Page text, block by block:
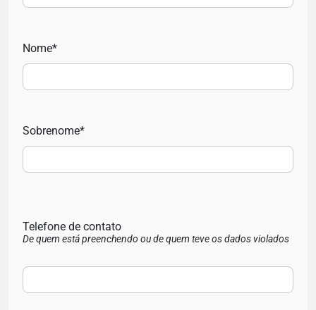
Nome*
Sobrenome*
Telefone de contato
De quem está preenchendo ou de quem teve os dados violados